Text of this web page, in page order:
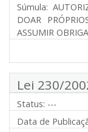
Súmula:
DOAR
ASSUMIR
Lei 230/
Status: ---
Data de